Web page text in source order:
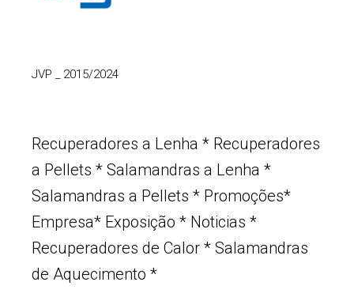
JVP 2015/2024
Recuperadores a Lenha * Recuperadores
a Pellets *Salamandras a Lenha *
Salamandras a Pellets * Promoções*
Empresa* Exposição* Noticias *
Recuperadores de Calor *Salamandras
de Aquecimento *